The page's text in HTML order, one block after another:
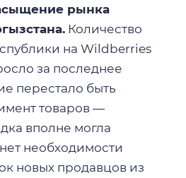
рынка
Количество
на Wildberries
за последнее
перестало быть
товаров —
вполне могла
необходимости
новых продавцов из